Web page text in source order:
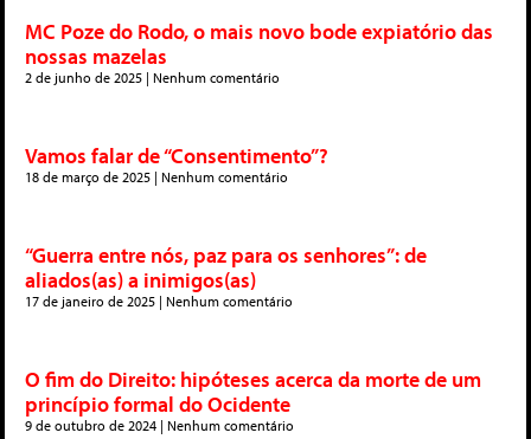
MC Poze do Rodo, o mais novo bode expiatório das
nossas mazelas
2 de junho de 2025 Nenhum comentário
Vamos falar de “Consentimento”?
18 de março de 2025 Nenhum comentário
“Guerra entre nós, paz para os senhores”: de
aliados(as) a inimigos(as)
17 de janeiro de 2025 Nenhum comentário
O fim do Direito: hipóteses acerca da morte de um
princípio formal do Ocidente
9 de outubro de 2024 Nenhum comentário